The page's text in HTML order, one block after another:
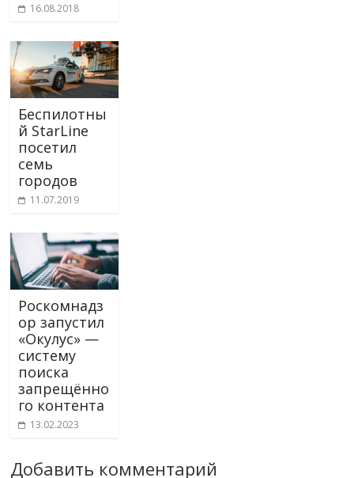
16.08.2018
Беспилотны
й StarLine
посетил
семь
городов
11.07.2019
Роскомнадз
ор запустил
«Окулус» —
систему
поиска
запрещённо
го контента
13.02.2023
Добавить комментарий